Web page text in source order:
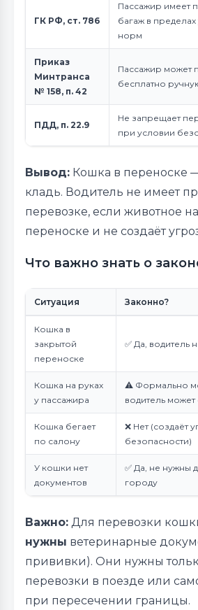
ГК РФ, ст. 786
Пассажир имеет
багаж в
норм
Приказ
Минтранса
№ 158, п. 42
Пассажир может
бесплатно
ПДД, п. 22.9
Не запрещает
при условии
Вывод: Кошка в переноске
кладь. Водитель не имеет
перевозке, если животное
переноске и не создаёт
Что важно знать о
Ситуация Законно?
Кошка в
закрытой
переноске
✅ Да, водитель
Кошка на руках
у пассажира
⚠️ Формально
водитель может
Кошка бегает
по салону
❌ Нет (создаёт
безопасности)
У кошки нет
документов
✅ Да, не нужны
городу
Важно: Для перевозки
нужны ветеринарные
прививки). Они нужны
перевозки в поезде или
при пересечении границы.